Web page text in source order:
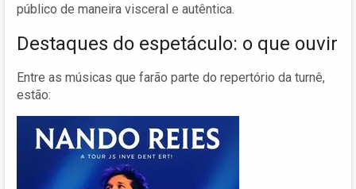
público de maneira visceral e autêntica.
Destaques do espetáculo: o que ouvir
Entre as músicas que farão parte do repertório da turnê,
estão: